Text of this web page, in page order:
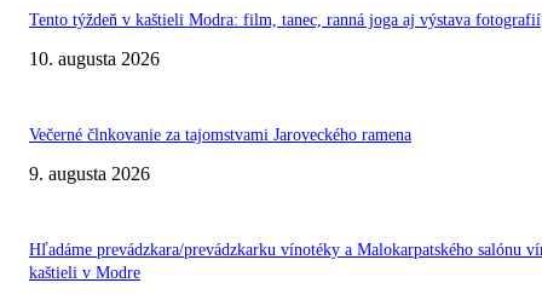
Tento týždeň v kaštieli Modra: film, tanec, ranná joga aj výstava fotografií
10. augusta 2026
Večerné člnkovanie za tajomstvami Jaroveckého ramena
9. augusta 2026
Hľadáme prevádzkara/prevádzkarku vínotéky a Malokarpatského salónu
kaštieli v Modre